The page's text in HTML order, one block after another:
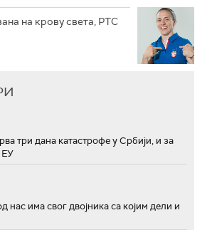
на крову света, РТС
три дана катастрофе у Србији, и за
ЕУ
нас има свог двојника са којим дели и